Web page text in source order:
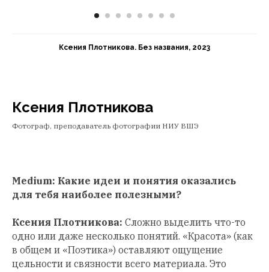
Ксения Плотникова. Без названия, 2023
Ксения Плотникова
Фотограф, преподаватель фотографии НИУ ВШЭ
Medium: Какие идеи и понятия оказались
для тебя наиболее полезными?
Ксения Плотникова: Сложно выделить что-то
одно или даже несколько понятий. «Красота» (как
в общем и «Поэтика») оставляют ощущение
цельности и связности всего материала. Это